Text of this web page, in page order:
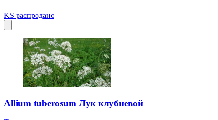
KS распродано
Allium tuberosum Лук клубневой